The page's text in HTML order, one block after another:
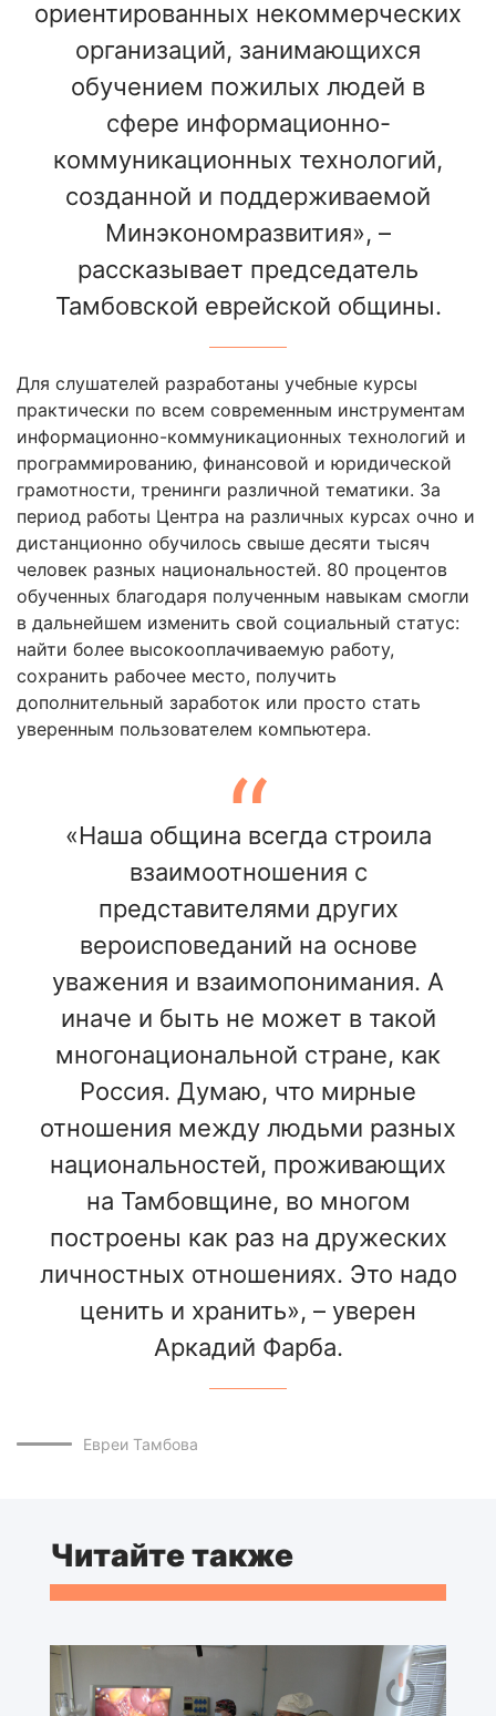
ориентированных некоммерческих
организаций, занимающихся
обучением пожилых людей в
сфере информационно-
коммуникационных технологий,
созданной и поддерживаемой
Минэкономразвития», –
рассказывает председатель
Тамбовской еврейской общины.
Для слушателей разработаны учебные курсы
практически по всем современным инструментам
информационно-коммуникационных технологий и
программированию, финансовой и юридической
грамотности, тренинги различной тематики. За
период работы Центра на различных курсах очно и
дистанционно обучилось свыше десяти тысяч
человек разных национальностей. 80 процентов
обученных благодаря полученным навыкам смогли
в дальнейшем изменить свой социальный статус:
найти более высокооплачиваемую работу,
сохранить рабочее место, получить
дополнительный заработок или просто стать
уверенным пользователем компьютера.
«Наша община всегда строила
взаимоотношения с
представителями других
вероисповеданий на основе
уважения и взаимопонимания. А
иначе и быть не может в такой
многонациональной стране, как
Россия. Думаю, что мирные
отношения между людьми разных
национальностей, проживающих
на Тамбовщине, во многом
построены как раз на дружеских
личностных отношениях. Это надо
ценить и хранить», – уверен
Аркадий Фарба.
Евреи Тамбова
Читайте также